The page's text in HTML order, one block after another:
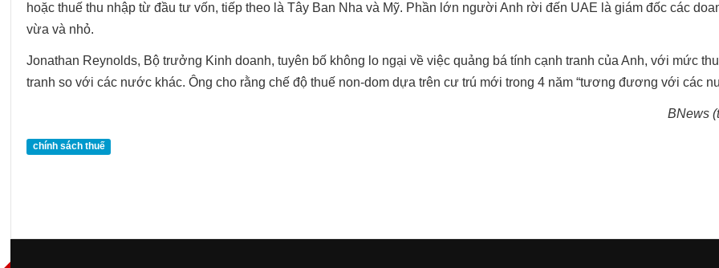
hoặc thuế thu nhập từ đầu tư vốn, tiếp theo là Tây Ban Nha và Mỹ. Phần lớn người Anh rời đến UAE là giám đốc các
vừa và nhỏ.
Jonathan Reynolds, Bộ trưởng Kinh doanh, tuyên bố không lo ngại về việc quảng bá tính cạnh tranh của Anh, với mức
tranh so với các nước khác. Ông cho rằng chế độ thuế non-dom dựa trên cư trú mới trong 4 năm “tương đương với các
BNews
chính sách thuế